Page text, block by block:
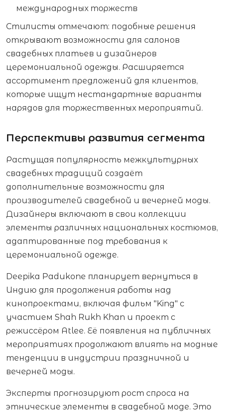
международных торжеств
Стилисты отмечают: подобные решения
открывают возможности для салонов
свадебных платьев и дизайнеров
церемониальной одежды. Расширяется
ассортимент предложений для клиентов,
которые ищут нестандартные варианты
нарядов для торжественных мероприятий.
Перспективы развития сегмента
Растущая популярность межкультурных
свадебных традиций создаёт
дополнительные возможности для
производителей свадебной и вечерней моды.
Дизайнеры включают в свои коллекции
элементы различных национальных костюмов,
адаптированные под требования к
церемониальной одежде.
Deepika Padukone планирует вернуться в
Индию для продолжения работы над
кинопроектами, включая фильм "King" с
участием Shah Rukh Khan и проект с
режиссёром Atlee. Её появления на публичных
мероприятиях продолжают влиять на модные
тенденции в индустрии праздничной и
вечерней моды.
Эксперты прогнозируют рост спроса на
этнические элементы в свадебной моде. Это